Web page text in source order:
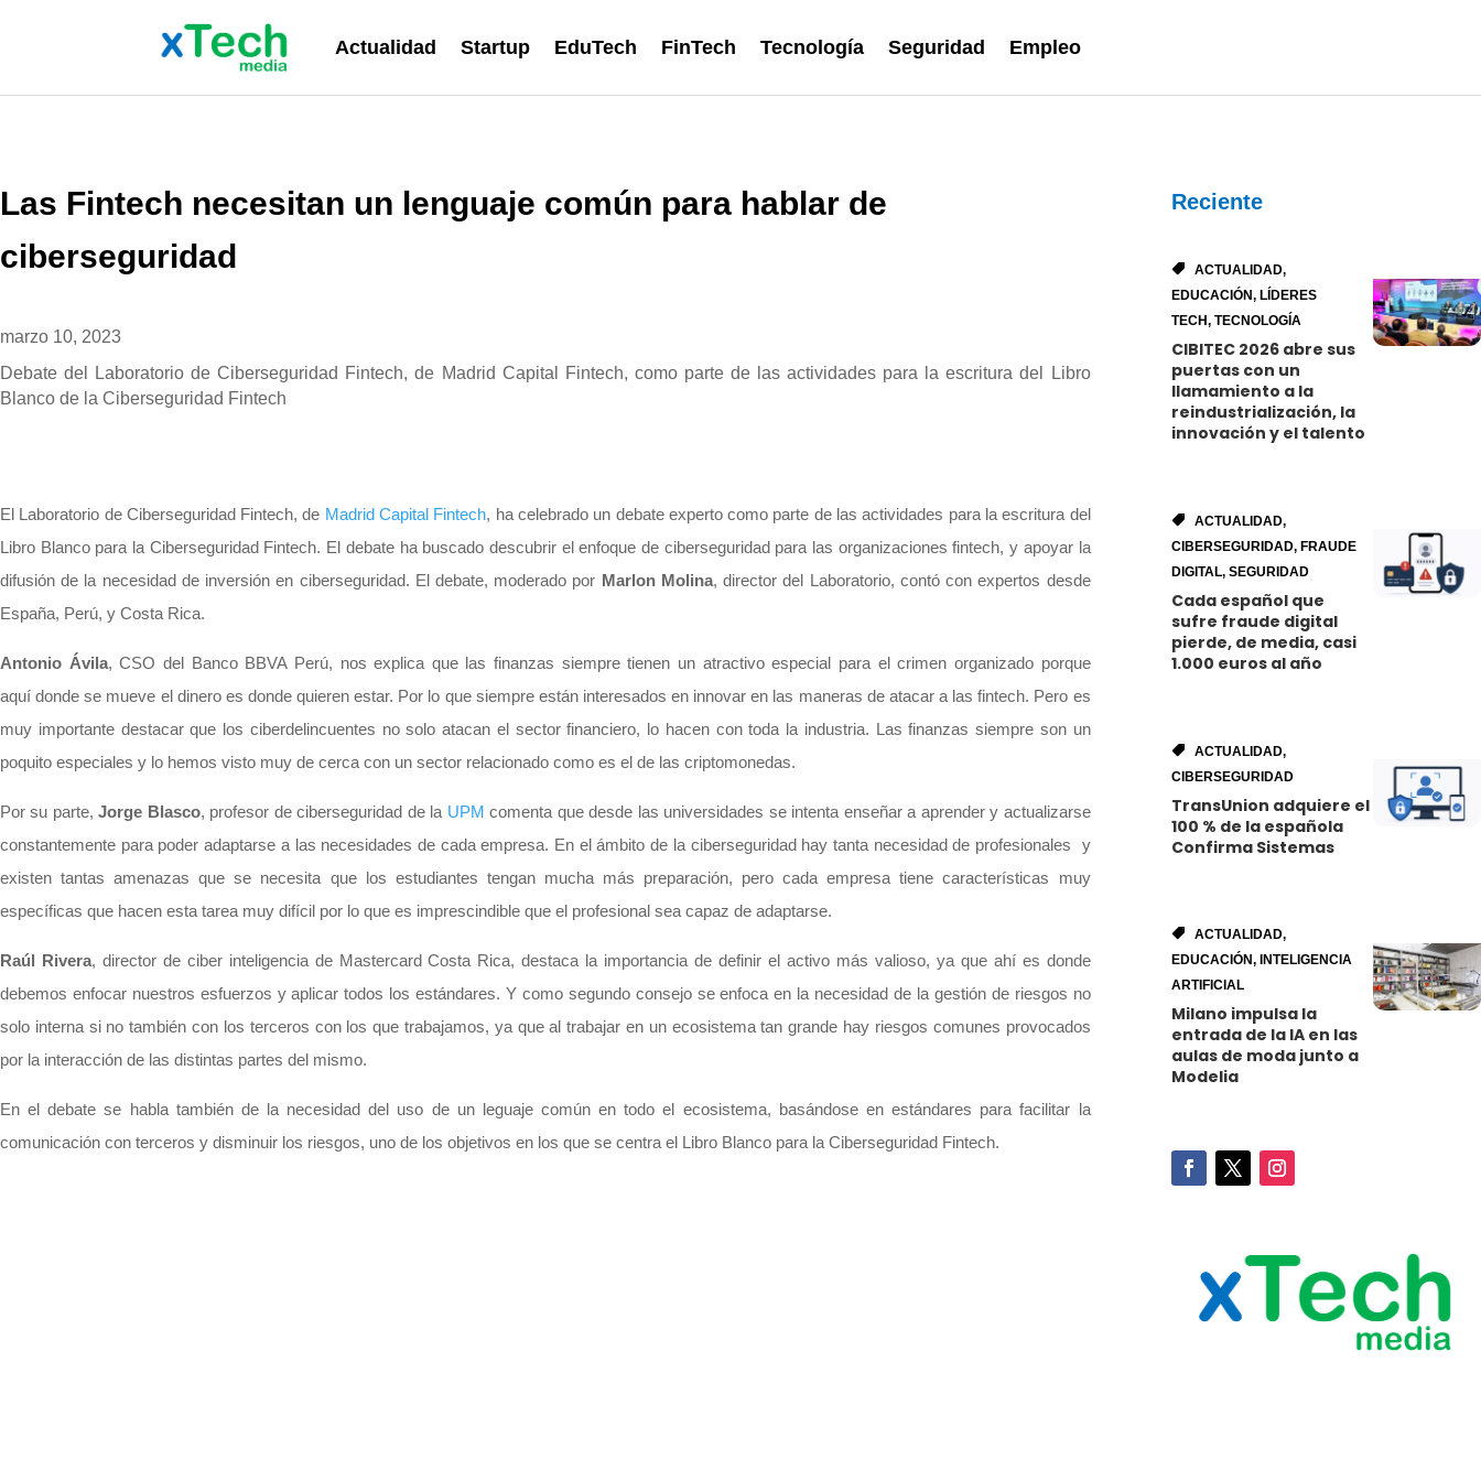
Actualidad Startup EduTech FinTech Tecnología Seguridad Empleo
Las Fintech necesitan un lenguaje común para hablar de
ciberseguridad
marzo 10, 2023
Debate del Laboratorio de Ciberseguridad Fintech, de Madrid Capital Fintech, como parte de las actividades para la escritura del Libro
Blanco de la Ciberseguridad Fintech
El Laboratorio de Ciberseguridad Fintech, de Madrid Capital Fintech, ha celebrado un debate experto como parte de las actividades para la escritura del
Libro Blanco para la Ciberseguridad Fintech. El debate ha buscado descubrir el enfoque de ciberseguridad para las organizaciones fintech, y apoyar la
difusión de la necesidad de inversión en ciberseguridad. El debate, moderado por Marlon Molina, director del Laboratorio, contó con expertos desde
España, Perú, y Costa Rica.
Antonio Ávila, CSO del Banco BBVA Perú, nos explica que las finanzas siempre tienen un atractivo especial para el crimen organizado porque
aquí donde se mueve el dinero es donde quieren estar. Por lo que siempre están interesados en innovar en las maneras de atacar a las fintech. Pero es
muy importante destacar que los ciberdelincuentes no solo atacan el sector financiero, lo hacen con toda la industria. Las finanzas siempre son un
poquito especiales y lo hemos visto muy de cerca con un sector relacionado como es el de las criptomonedas.
Por su parte,Jorge Blasco, profesor de ciberseguridad de la UPM comenta que desde las universidades se intenta enseñar a aprender y actualizarse
constantemente para poder adaptarse a las necesidades de cada empresa. En el ámbito de la ciberseguridad hay tanta necesidad de profesionales y
existen tantas amenazas que se necesita que los estudiantes tengan mucha más preparación, pero cada empresa tiene características muy
específicas que hacen esta tarea muy difícil por lo que es imprescindible que el profesional sea capaz de adaptarse.
Raúl Rivera, director de ciber inteligencia de Mastercard Costa Rica, destaca la importancia de definir el activo más valioso, ya que ahí es donde
debemos enfocar nuestros esfuerzos y aplicar todos los estándares. Y como segundo consejo se enfoca en la necesidad de la gestión de riesgos no
solo interna si no también con los terceros con los que trabajamos, ya que al trabajar en un ecosistema tan grande hay riesgos comunes provocados
por la interacción de las distintas partes del mismo.
En el debate se habla también de la necesidad del uso de un leguaje común en todo el ecosistema, basándose en estándares para facilitar la
comunicación con terceros y disminuir los riesgos, uno de los objetivos en los que se centra el Libro Blanco para la Ciberseguridad Fintech.
Reciente
ACTUALIDAD,
EDUCACIÓN, LÍDERES
TECH,TECNOLOGÍA
CIBITEC 2026 abre sus
puertas con un
llamamiento a la
reindustrialización, la
innovación y el talento
ACTUALIDAD,
CIBERSEGURIDAD, FRAUDE
DIGITAL,SEGURIDAD
Cada español que
sufre fraude digital
pierde, de media, casi
1.000 euros al año
ACTUALIDAD,
CIBERSEGURIDAD
TransUnion adquiere el
100 % de la española
Confirma Sistemas
ACTUALIDAD,
EDUCACIÓN, INTELIGENCIA
ARTIFICIAL
Milano impulsa la
entrada de la IA en las
aulas de moda junto a
Modelia